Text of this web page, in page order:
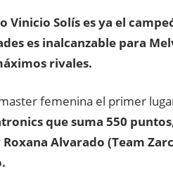
Vinicio Solís es ya el
es inalcanzable para
rivales.
femenina el primer
que suma 550
Roxana Alvarado (Team